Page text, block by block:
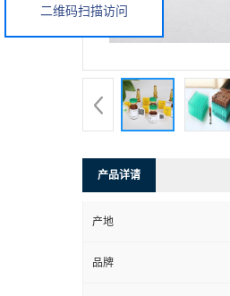
产品详请
产地
品牌
二维码扫描访问